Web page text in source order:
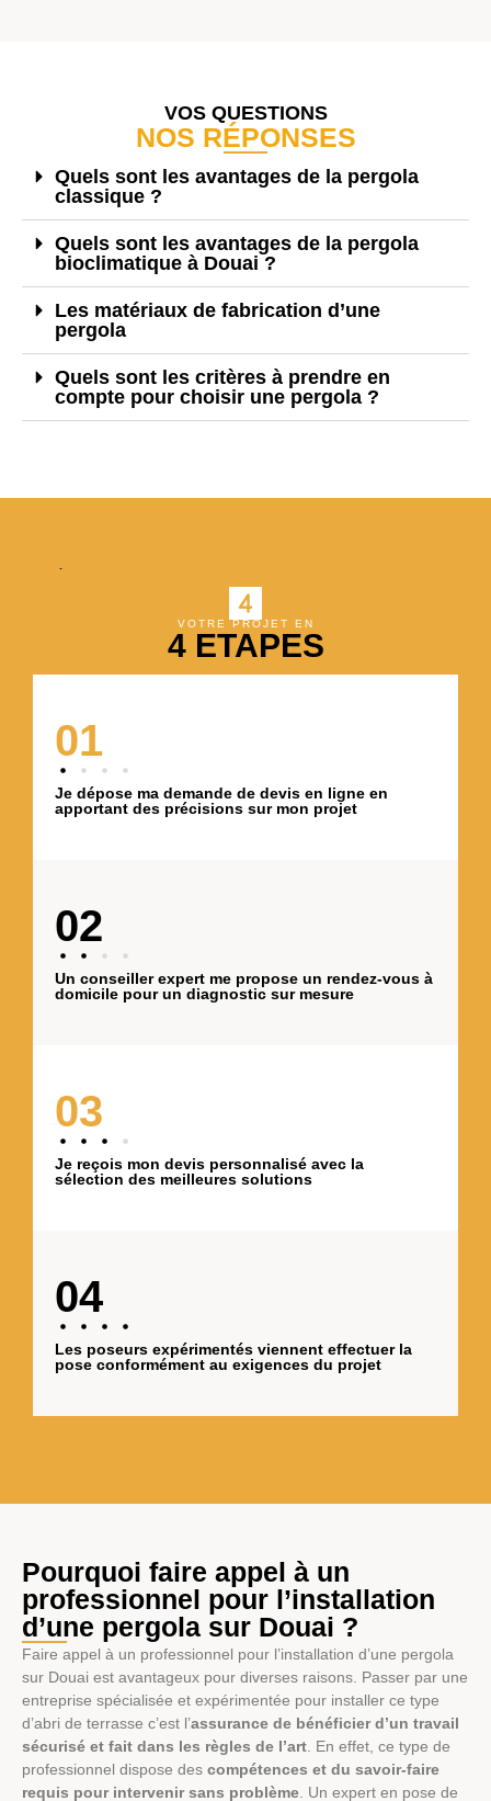
VOS QUESTIONS
NOS RÉPONSES
Quels sont les avantages de la pergola
classique ?
Quels sont les avantages de la pergola
bioclimatique à Douai ?
Les matériaux de fabrication d’une
pergola
Quels sont les critères à prendre en
compte pour choisir une pergola ?
VOTRE PROJET EN
4 ETAPES
01
Je dépose ma demande de devis en ligne en
apportant des précisions sur mon projet
02
Un conseiller expert me propose un rendez-vous à
domicile pour un diagnostic sur mesure
03
Je reçois mon devis personnalisé avec la
sélection des meilleures solutions
04
Les poseurs expérimentés viennent effectuer la
pose conformément au exigences du projet
Pourquoi faire appel à un
professionnel pour l’installation
d’une pergola sur Douai ?
Faire appel à un professionnel pour l’installation d’une pergola
sur Douai est avantageux pour diverses raisons. Passer par une
entreprise spécialisée et expérimentée pour installer ce type
d’abri de terrasse c’est l’assurance de bénéficier d’un travail
sécurisé et fait dans les règles de l’art. En effet, ce type de
professionnel dispose des compétences et du savoir-faire
requis pour intervenir sans problème. Un expert en pose de